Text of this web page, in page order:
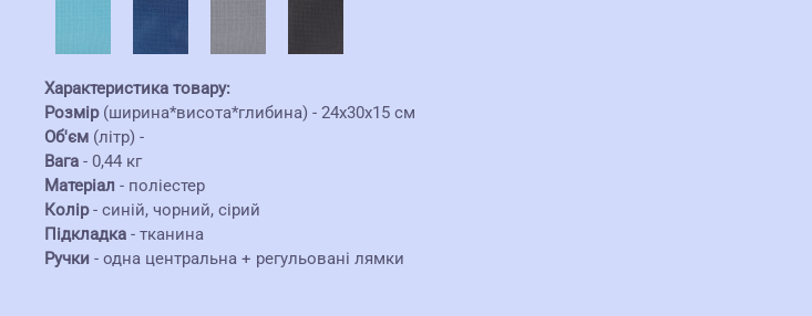
Характеристика товару:
Розмір(ширина*висота*глибина) - 24х30х15 см
Об'єм (літр) -
Вага - 0,44 кг
Матеріал - поліестер
Колір- синій, чорний, сірий
Підкладка - тканина
Ручки - одна центральна + регульовані лямки